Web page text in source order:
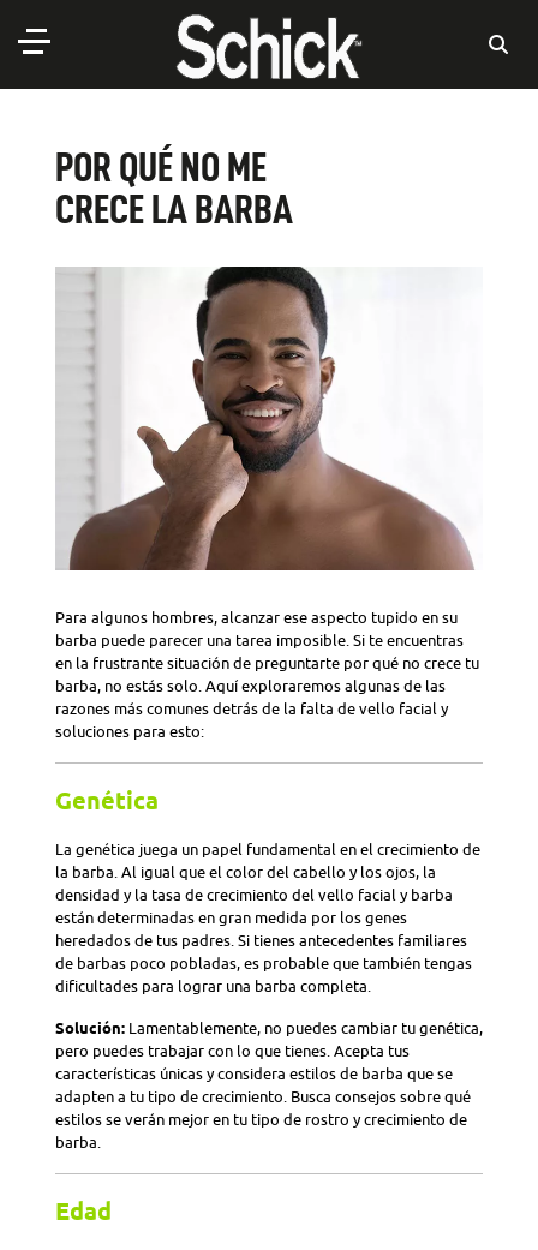
POR QUÉ NO ME
CRECE LA BARBA
Para algunos hombres, alcanzar ese aspecto tupido en su
barba puede parecer una tarea imposible. Si te encuentras
en la frustrante situación de preguntarte por qué no crece tu
barba, no estás solo. Aquí exploraremos algunas de las
razones más comunes detrás de la falta de vello facial y
soluciones para esto:
Genética
La genética juega un papel fundamental en el crecimiento de
la barba. Al igual que el color del cabello y los ojos, la
densidad y la tasa de crecimiento del vello facial y barba
están determinadas en gran medida por los genes
heredados de tus padres. Si tienes antecedentes familiares
de barbas poco pobladas, es probable que también tengas
dificultades para lograr una barba completa.
Solución: Lamentablemente, no puedes cambiar tu genética,
pero puedes trabajar con lo que tienes. Acepta tus
características únicas y considera estilos de barba que se
adapten a tu tipo de crecimiento. Busca consejos sobre qué
estilos se verán mejor en tu tipo de rostro y crecimiento de
barba.
Edad